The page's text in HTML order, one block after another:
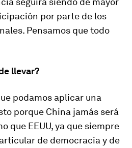
por parte de los
Pensamos que todo
llevar?
podamos aplicar una
porque China jamás será
que EEUU, ya que siempre
de democracia y de